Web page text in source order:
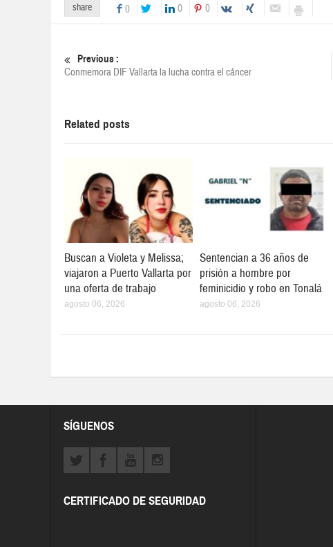
share 0 0 0
Previous :
Conmemora DIF Vallarta la lucha contra el cáncer
Related posts
Buscan a Violeta y Melissa;
viajaron a Puerto Vallarta por
una oferta de trabajo
agosto 06, 2026
Sentencian a 36 años de
prisión a hombre por
feminicidio y robo en Tonalá
agosto 06, 2026
SÍGUENOS
CERTIFICADO DE SEGURIDAD